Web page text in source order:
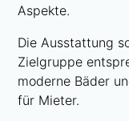
Aspekte.
Die Ausstattung
Zielgruppe
moderne Bäder
für Mieter.